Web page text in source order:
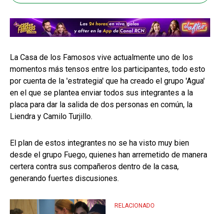
La Casa de los Famosos vive actualmente uno de los
momentos más tensos entre los participantes, todo esto
por cuenta de la 'estrategia' que ha creado el grupo 'Agua'
en el que se plantea enviar todos sus integrantes a la
placa para dar la salida de dos personas en común, la
Liendra y Camilo Turjillo.
El plan de estos integrantes no se ha visto muy bien
desde el grupo Fuego, quienes han arremetido de manera
certera contra sus compañeros dentro de la casa,
generando fuertes discusiones.
RELACIONADO